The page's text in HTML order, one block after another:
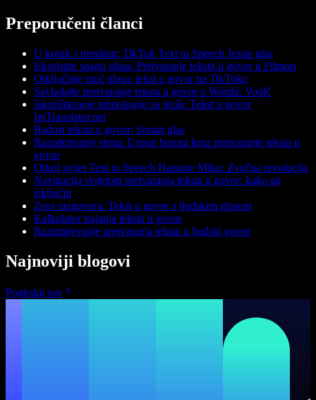
Preporučeni članci
U korak s trendom: TikTok Text to Speech Jessie glas
Iskoristite snagu glasa: Pretvaranje teksta u govor u Filmori
Otključajte moć glasa: tekst u govor na TikToku
Savladajte pretvaranje teksta u govor u Wordu: Vodič
Iskorištavanje tehnologije za jezik: Tekst u govor
ImTranslator.net
Radost teksta u govor: Sretan glas
Razotkrivanje sjena: Uspon horora kroz pretvaranje teksta u
govor
Otkrij svijet Text to Speech Hatsune Miku: Zvučna revolucija
Navigacija svijetom pretvaranja teksta u govor: kako ga
isključiti
Zora razgovora: Tekst u govor s ljudskim glasom
Kalkulator trajanja teksta u govor
Razumijevanje pretvaranja teksta u ljudski govor
Najnoviji blogovi
Pogledaj sve